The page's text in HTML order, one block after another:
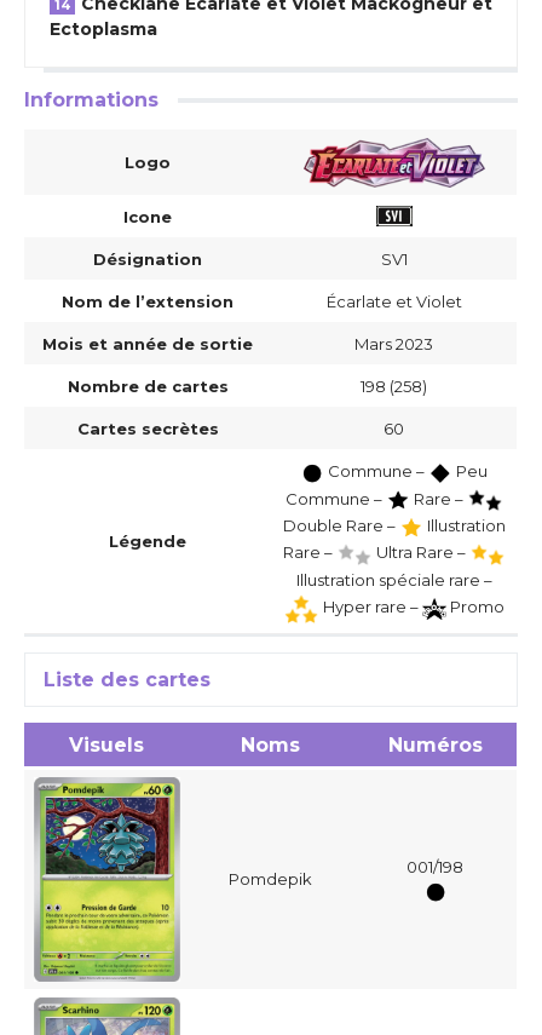
Ectoplasma
Informations
Logo
Icone
Désignation SV1
Nom de l’extension Écarlate et Violet
Mois et année de sortie Mars 2023
Nombre de cartes 198 (258)
Cartes secrètes 60
Légende
Commune –
Peu
Commune –
Rare –
Double Rare –
Illustration
Rare –
Ultra Rare –
Illustration spéciale rare –
Hyper rare –
Promo
Liste des cartes
Visuels Noms Numéros
Pomdepik
001/198